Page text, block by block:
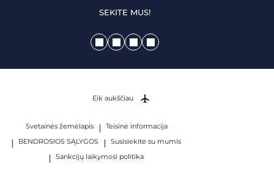
SEKITE MUS!
Svetainės žemėlapis
Teisinė informacija
BENDROSIOS SĄLYGOS
Susisiekite su mumis
Sankcijų laikymosi politika
Eik aukščiau